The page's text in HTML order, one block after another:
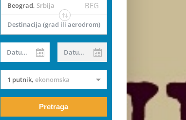
Beograd, Srbija BEG
Destinacija (grad ili aerodrom)
Datum od Datum do
1 putnik, ekonomska
Pretraga